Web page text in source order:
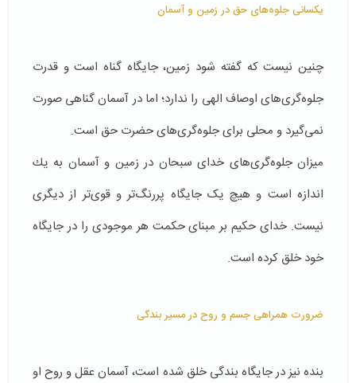
یکسانی جلوه‎‌های حق در زمین و آسمان
چنین نیست كه گفته شود زمین، جایگاه گناه است و قدرت
جلوه‌گری‌های اوصاف الهی را ندارد؛ اما در آسمان گناهی صورت
نمی‌گیرد و محلی برای جلوه‌گری‌های حضرت حق است.
میزان جلوه‌گری‌های خدای سبحان در زمین و آسمان به یك
اندازه است و هیچ یک جایگاه پررنگ‌تر و قوی‌تر از دیگری
نیست. خدای حكیم بر مبنای حكمت هر موجودی را در جایگاه
خود خلق كرده است.
ضرورت همراهی جسم و روح در مسیر بندگی
بنده نیز در جایگاه بندگی خلق شده است، آسمان عقل و روح او